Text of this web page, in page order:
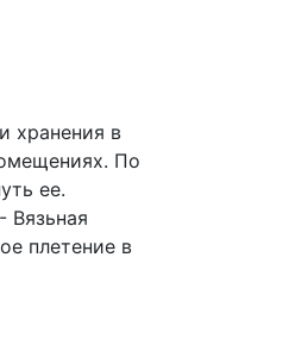
хранения в
По
ее.
Вязьная
плетение в